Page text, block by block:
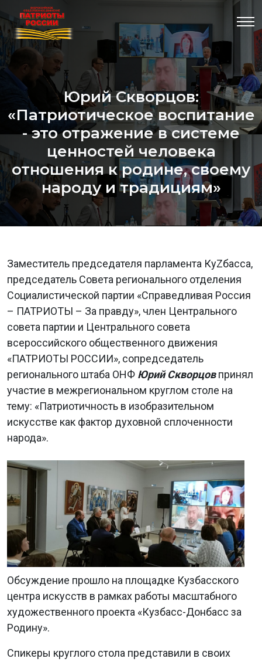
Юрий Скворцов:
«Патриотическое воспитание
- это отражение в системе
ценностей человека
отношения к родине, своему
народу и традициям»
Заместитель председателя парламента КуZбасса,
председатель Совета регионального отделения
Социалистической партии «Справедливая Россия
– ПАТРИОТЫ – За правду», член Центрального
совета партии и Центрального совета
всероссийского общественного движения
«ПАТРИОТЫ РОССИИ», сопредседатель
регионального штаба ОНФ Юрий Скворцовпринял
участие в межрегиональном круглом столе на
тему: «Патриотичность в изобразительном
искусстве как фактор духовной сплоченности
народа».
Обсуждение прошло на площадке Кузбасского
центра искусств в рамках работы масштабного
художественного проекта «Кузбасс-Донбасс за
Родину».
Спикеры круглого стола представили в своих